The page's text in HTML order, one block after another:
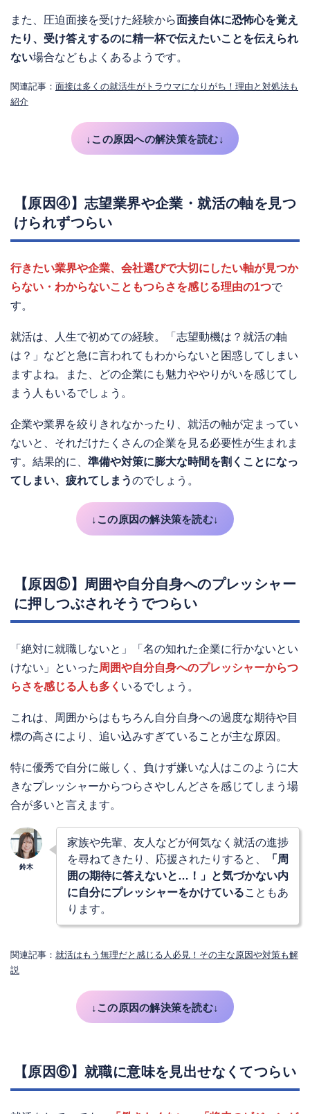
また、圧迫面接を受けた経験から面接自体に恐怖心を覚え
たり、受け答えするのに精一杯で伝えたいことを伝えられ
ない場合などもよくあるようです。
関連記事： 面接は多くの就活生がトラウマになりがち！理由と対処法も
紹介
↓この原因への解決策を読む↓
【原因④】志望業界や企業・就活の軸を見つ
けられずつらい
行きたい業界や企業、会社選びで大切にしたい軸が見つか
らない・わからないこともつらさを感じる理由の1つで
す。
就活は、人生で初めての経験。「志望動機は？就活の軸
は？」などと急に言われてもわからないと困惑してしまい
ますよね。また、どの企業にも魅力ややりがいを感じてし
まう人もいるでしょう。
企業や業界を絞りきれなかったり、就活の軸が定まってい
ないと、それだけたくさんの企業を見る必要性が生まれま
す。結果的に、 準備や対策に膨大な時間を割くことになっ
てしまい、疲れてしまうのでしょう。
↓この原因の解決策を読む↓
【原因⑤】周囲や自分自身へのプレッシャー
に押しつぶされそうでつらい
「絶対に就職しないと」「名の知れた企業に行かないとい
けない」といった 周囲や自分自身へのプレッシャーからつ
らさを感じる人も多く いるでしょう。
これは、周囲からはもちろん自分自身への過度な期待や目
標の高さにより、追い込みすぎていることが主な原因。
特に優秀で自分に厳しく、負けず嫌いな人はこのように大
きなプレッシャーからつらさやしんどさを感じてしまう場
合が多いと言えます。
家族や先輩、友人などが何気なく就活の進捗
を尋ねてきたり、応援されたりすると、
「周
囲の期待に答えないと…！」と気づかない内
に自分にプレッシャーをかけていることもあ
ります。
関連記事： 就活はもう無理だと感じる人必見！その主な原因や対策も解
説
↓この原因の解決策を読む↓
【原因⑥】就職に意味を見出せなくてつらい